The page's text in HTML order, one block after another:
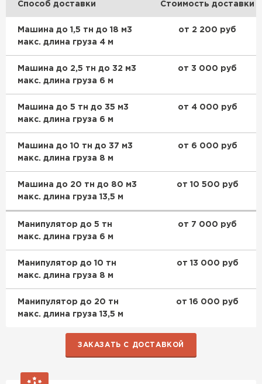
Способ доставки Стоимость доставки
Машина до 1,5 тн до 18 м3
макс. длина груза 4 м
от 2 200 руб
Машина до 2,5 тн до 32 м3
макс. длина груза 6 м
от 3 000 руб
Машина до 5 тн до 35 м3
макс. длина груза 6 м
от 4 000 руб
Машина до 10 тн до 37 м3
макс. длина груза 8 м
от 6 000 руб
Машина до 20 тн до 80 м3
макс. длина груза 13,5 м
от 10 500 руб
Манипулятор до 5 тн
макс. длина груза 6 м
от 7 000 руб
Манипулятор до 10 тн
макс. длина груза 8 м
от 13 000 руб
Манипулятор до 20 тн
макс. длина груза 13,5 м
от 16 000 руб
ЗАКАЗАТЬ С ДОСТАВКОЙ